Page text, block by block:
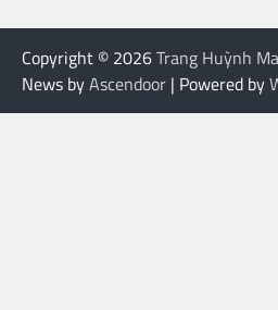
Copyright © 2026Trang Huỳnh
News byAscendoor | Powered by